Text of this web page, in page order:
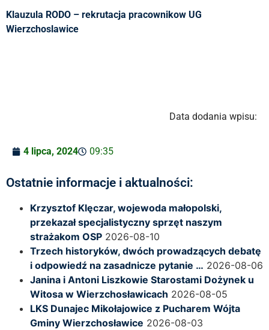
Klauzula RODO – rekrutacja pracownikow UG
Wierzchoslawice
Data dodania wpisu:
4 lipca, 2024 09:35
Ostatnie informacje i aktualności:
Krzysztof Klęczar, wojewoda małopolski,
przekazał specjalistyczny sprzęt naszym
strażakom OSP 2026-08-10
Trzech historyków, dwóch prowadzących debatę
i odpowiedź na zasadnicze pytanie … 2026-08-06
Janina i Antoni Liszkowie Starostami Dożynek u
Witosa w Wierzchosławicach 2026-08-05
LKS Dunajec Mikołajowice z Pucharem Wójta
Gminy Wierzchosławice 2026-08-03